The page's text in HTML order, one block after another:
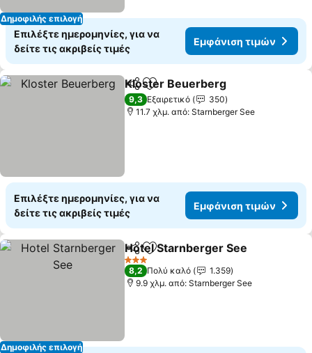
Δημοφιλής επιλογή
Επιλέξτε ημερομηνίες, για να
δείτε τις ακριβείς τιμές
Εμφάνιση τιμών
Κοινοποίηση
Προσθήκη στα αγαπημένα
Kloster Beuerberg
9,3 Εξαιρετικό
350
11.7 χλμ. από: Starnberger See
Επιλέξτε ημερομηνίες, για να
δείτε τις ακριβείς τιμές
Εμφάνιση τιμών
Δημοφιλής επιλογή
Κοινοποίηση
Προσθήκη στα αγαπημένα
Hotel Starnberger See
3 Αστέρια
8,2 Πολύ καλό
1.359
9.9 χλμ. από: Starnberger See